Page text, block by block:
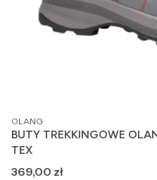
PRODUCENT
OLANG
BUTY TREKKINGOWE
TEX
Cena
369,00 zł